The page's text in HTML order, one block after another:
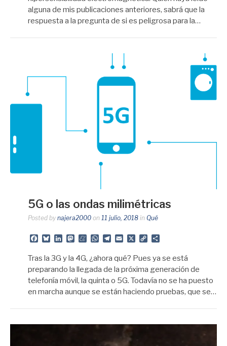
alguna de mis publicaciones anteriores, sabrá que la
respuesta a la pregunta de si es peligrosa para la…
5G o las ondas milimétricas
Posted by najera2000 on 11 julio, 2018 in Qué
Facebook
BlueskyLinkedIn
Mastodon
Meneame
WhatsApp
Telegram
Email
X
Copy
Tras la 3G y la 4G, ¿ahora qué? Pues ya se está
preparando la llegada de la próxima generación de
telefonía móvil, la quinta o 5G. Todavía no se ha puesto
en marcha aunque se están haciendo pruebas, que se…